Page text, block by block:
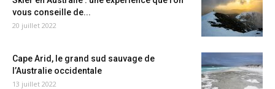
vous conseille de...
20 juillet 2022
Cape Arid, le grand sud sauvage de
l’Australie occidentale
13 juillet 2022